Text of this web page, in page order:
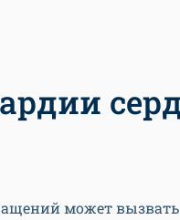
может вызвать